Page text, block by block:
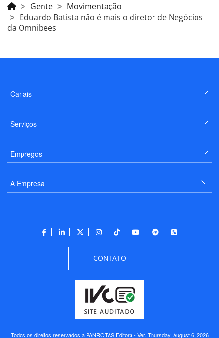
Gente
Movimentação
Eduardo Batista não é mais o diretor de Negócios
da Omnibees
Canais
Serviços
Empregos
A Empresa
CONTATO
Todos os direitos reservados a PANROTAS Editora - Ver. Thursday, August 6, 2026